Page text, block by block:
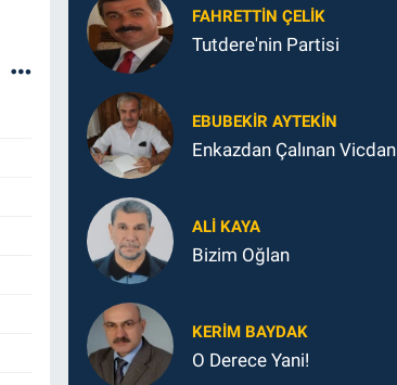
FAHRETTIN ÇELİK
Tutdere'nin Partisi
EBUBEKIR AYTEKIN
Enkazdan Çalınan Vicdan
ALI KAYA
Bizim Oğlan
KERIM BAYDAK
O Derece Yani!